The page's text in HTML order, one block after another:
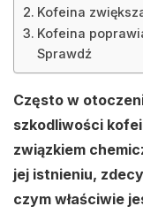
Kofeina
Kofeina
Sprawdź
Często w
szkodliwości
związkiem
jej istnieniu,
czym właściwie